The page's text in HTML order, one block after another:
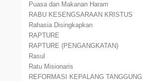
Puasa dan Makanan Haram
RABU KESENGSARAAN KRISTUS
Rahasia Disingkapkan
RAPTURE
RAPTURE (PENGANGKATAN)
Rasul
Ratu Misionaris
REFORMASI KEPALANG TANGGUNG